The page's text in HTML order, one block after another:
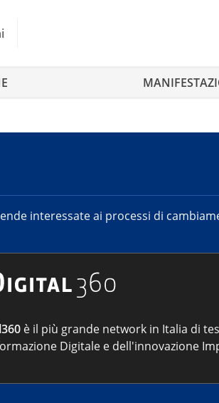
interessate ai processi di
è il più grande network in Italia di
Digitale e dell'innovazione